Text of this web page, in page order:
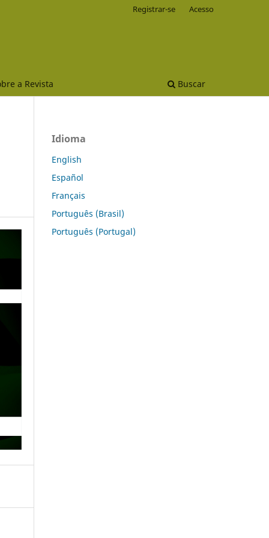
a Revista Buscar
Registrar-se Acesso
Idioma
English
Español
Français
Português (Brasil)
Português (Portugal)